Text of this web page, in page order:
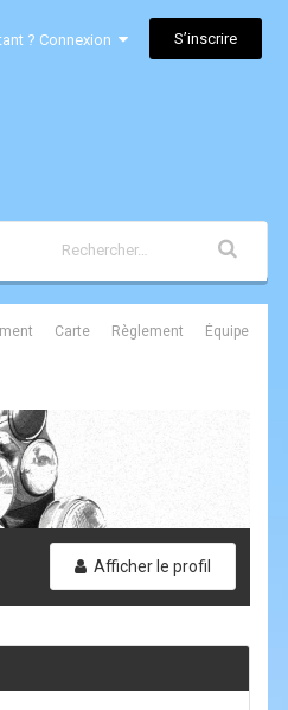
? Connexion S’inscrire
Carte Règlement Équipe
Afficher le profil